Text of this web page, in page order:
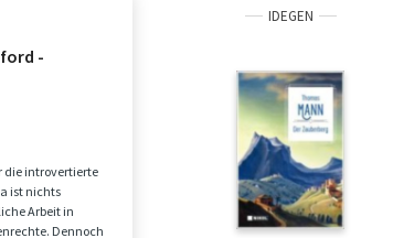
-
die introvertierte
ist nichts
Arbeit in
Dennoch
IDEGEN